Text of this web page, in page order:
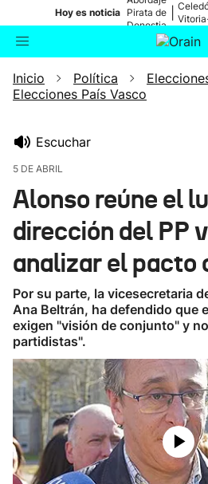
Hoy es noticia Pirata de
Donostia
Buscador
Eguraldia
Inicio Política
Elecciones País Vasco
Escuchar
5 DE ABRIL
Alonso reúne el
dirección del PP
analizar el pacto
Por su parte, la vicesecretaria
Ana Beltrán, ha defendido que
exigen "visión de conjunto" y
partidistas".